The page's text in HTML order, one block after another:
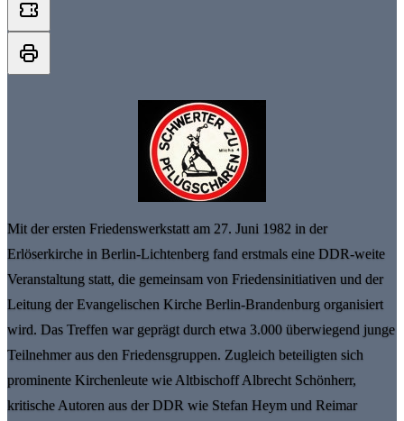
Mit der ersten Friedenswerkstatt am 27. Juni 1982 in der
Erlöserkirche in Berlin-Lichtenberg fand erstmals eine DDR-weite
Veranstaltung statt, die gemeinsam von Friedensinitiativen und der
Leitung der Evangelischen Kirche Berlin-Brandenburg organisiert
wird. Das Treffen war geprägt durch etwa 3.000 überwiegend junge
Teilnehmer aus den Friedensgruppen. Zugleich beteiligten sich
prominente Kirchenleute wie Altbischoff Albrecht Schönherr,
kritische Autoren aus der DDR wie Stefan Heym und Reimar